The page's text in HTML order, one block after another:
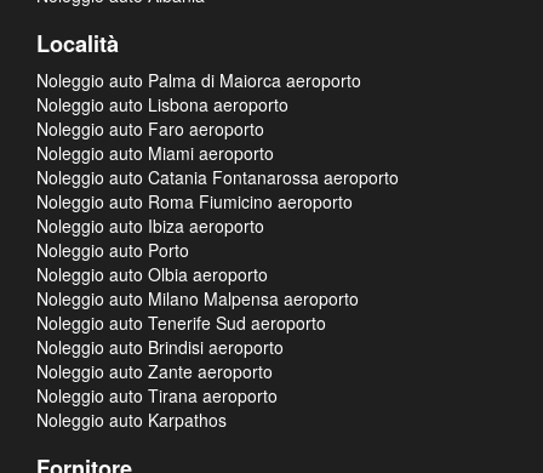
Località
Noleggio auto Palma di Maiorca aeroporto
Noleggio auto Lisbona aeroporto
Noleggio auto Faro aeroporto
Noleggio auto Miami aeroporto
Noleggio auto Catania Fontanarossa aeroporto
Noleggio auto Roma Fiumicino aeroporto
Noleggio auto Ibiza aeroporto
Noleggio auto Porto
Noleggio auto Olbia aeroporto
Noleggio auto Milano Malpensa aeroporto
Noleggio auto Tenerife Sud aeroporto
Noleggio auto Brindisi aeroporto
Noleggio auto Zante aeroporto
Noleggio auto Tirana aeroporto
Noleggio auto Karpathos